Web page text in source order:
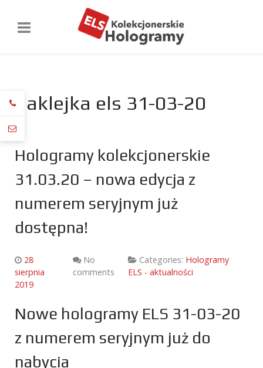
naklejka els 31-03-20
Hologramy kolekcjonerskie
31.03.20 – nowa edycja z
numerem seryjnym już
dostępna!
28
sierpnia
2019
No
comments
Categories: Hologramy
ELS - aktualności
Nowe hologramy ELS 31-03-20
z numerem seryjnym już do
nabycia